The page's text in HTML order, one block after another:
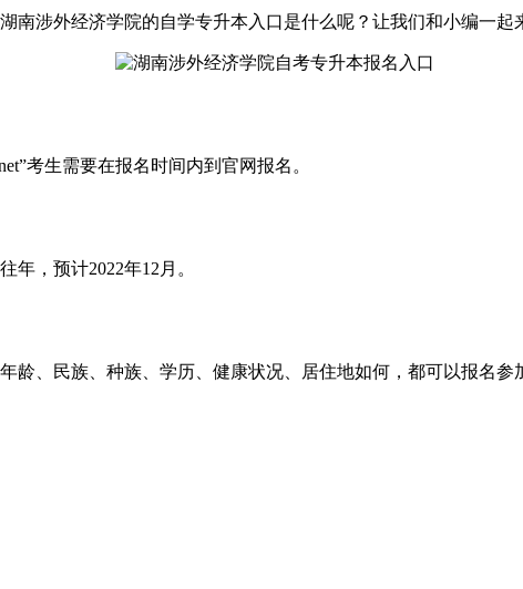
南涉外经济学院的自学专升本入口是什么呢？让我们和小编一起
考生需要在报名时间内到官网报名。
年，预计2022年12月。
龄、民族、种族、学历、健康状况、居住地如何，都可以报名